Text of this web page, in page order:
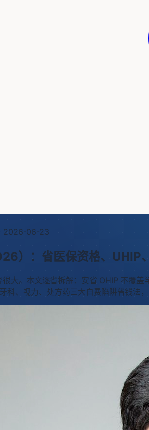
2026-06-23
）：省医保资格、UHIP
大。本文逐省拆解：安省 OHIP 不覆
科、视力、处方药三大自费陷阱省钱法